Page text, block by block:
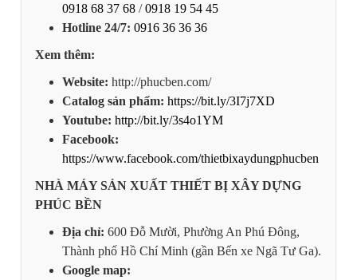
0918 68 37 68 /0918 19 54 45
Hotline 24/7: 0916 36 36 36
Xem thêm:
Website: http://phucben.com/
Catalog sản phẩm: https://bit.ly/3I7j7XD
Youtube: http://bit.ly/3s4o1YM
Facebook:
https://www.facebook.com/thietbixaydungphucben
NHÀ MÁY SẢN XUẤT THIẾT BỊ XÂY DỰNG
PHÚC BỀN
Địa chỉ: 600 Đỗ Mười, Phường An Phú Đông,
Thành phố Hồ Chí Minh (gần Bến xe Ngã Tư Ga).
Google map: